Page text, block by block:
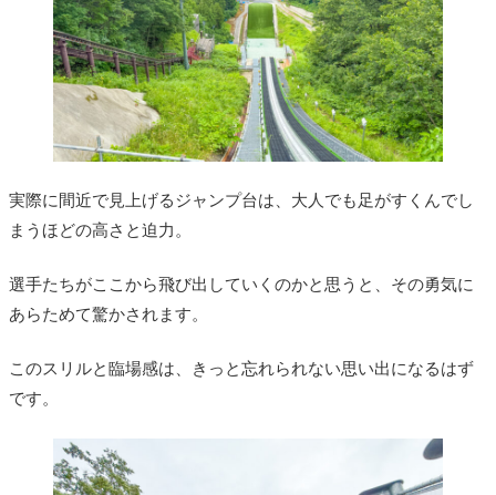
実際に間近で見上げるジャンプ台は、大人でも足がすくんでし
まうほどの高さと迫力。
選手たちがここから飛び出していくのかと思うと、その勇気に
あらためて驚かされます。
このスリルと臨場感は、きっと忘れられない思い出になるはず
です。